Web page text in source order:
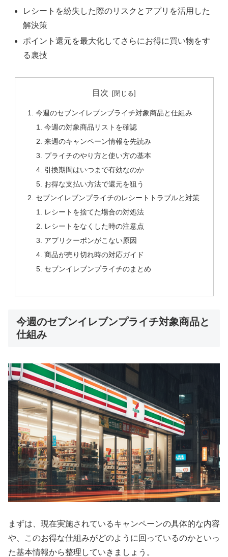
レシートを紛失した際のリスクとアプリを活用した
解決策
ポイント還元を最大化してさらにお得に買い物をす
る裏技
目次
今週のセブンイレブンプライチ対象商品と仕組み
今週の対象商品リストを確認
来週のキャンペーン情報を先読み
プライチのやり方と使い方の基本
引換期間はいつまで有効なのか
お得な支払い方法で還元を狙う
セブンイレブンプライチのレシートトラブルと対策
レシートを捨てた場合の対処法
レシートをなくした時の注意点
アプリクーポンがこない原因
商品が売り切れ時の対応ガイド
セブンイレブンプライチのまとめ
今週のセブンイレブンプライチ対象商品と
仕組み
まずは、現在実施されているキャンペーンの具体的な内容
や、このお得な仕組みがどのように回っているのかといっ
た基本情報から整理していきましょう。